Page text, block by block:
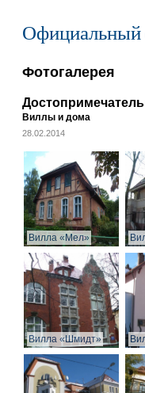
Официальный
Фотогалерея
Виллы и дома
28.02.2014
Вилла «Мел»
Вилла «Шмидт»